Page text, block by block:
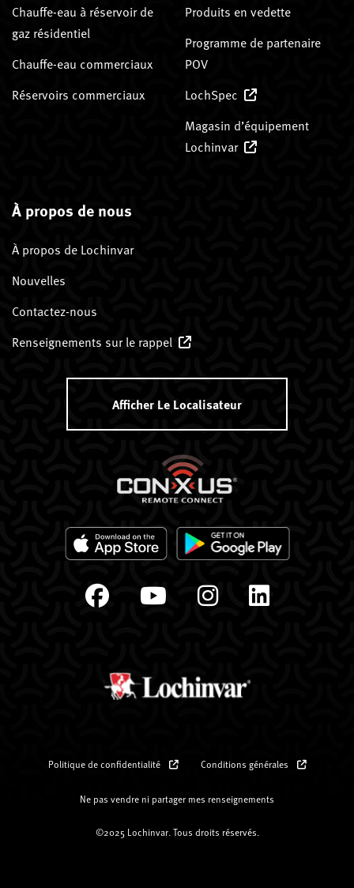
Chauffe-eau à réservoir de
gaz résidentiel
Chauffe-eau commerciaux
Réservoirs commerciaux
Produits en vedette
Programme de partenaire
POV
LochSpec
Magasin d’équipement
Lochinvar
À propos de nous
À propos de Lochinvar
Nouvelles
Contactez-nous
Renseignements sur le rappel
Afficher Le Localisateur
Politique de confidentialité Conditions générales
Ne pas vendre ni partager mes renseignements
©2025 Lochinvar. Tous droits réservés.